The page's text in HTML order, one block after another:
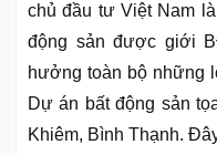
chủ đầu tư Việt Nam
động sản được giới
hưởng toàn bộ những
Dự án bất động sản
Khiêm, Bình Thạnh.